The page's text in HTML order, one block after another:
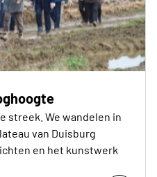
streek. We wandelen in
van Duisburg
en het kunstwerk